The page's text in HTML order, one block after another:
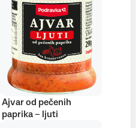
Ajvar od pečenih
paprika – ljuti